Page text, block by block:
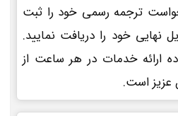
ترجمه رسمی خود را ثبت
نهایی خود را دریافت نمایید.
ارائه خدمات در هر ساعت از
عزیز است.